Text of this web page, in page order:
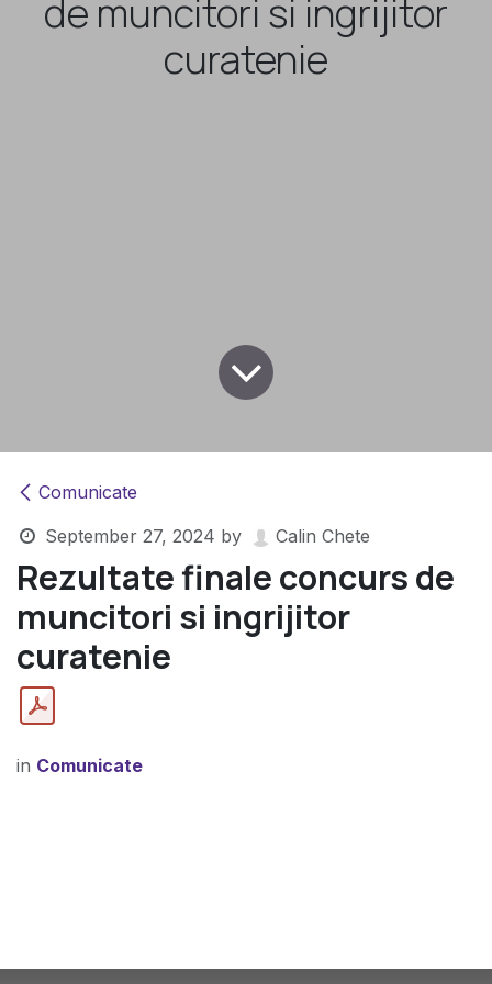
de muncitori si ingrijitor
curatenie
Comunicate
September 27, 2024 by Calin Chete
Rezultate finale concurs de
muncitori si ingrijitor
curatenie
in Comunicate